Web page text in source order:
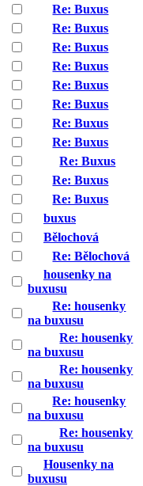
Re: Buxus
Re: Buxus
Re: Buxus
Re: Buxus
Re: Buxus
Re: Buxus
Re: Buxus
Re: Buxus
Re: Buxus
Re: Buxus
Re: Buxus
buxus
Bělochová
Re: Bělochová
housenky na
buxusu
Re: housenky
na buxusu
Re: housenky
na buxusu
Re: housenky
na buxusu
Re: housenky
na buxusu
Re: housenky
na buxusu
Housenky na
buxusu